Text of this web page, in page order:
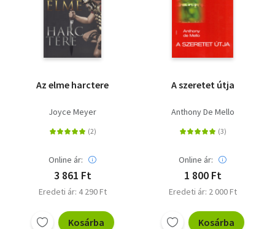
Az elme harctere
Joyce Meyer
Online ár:
3 861 Ft
Eredeti ár: 4 290 Ft
Kosárba
A szeretet útja
Anthony De Mello
Online ár:
1 800 Ft
Eredeti ár: 2 000 Ft
Kosárba